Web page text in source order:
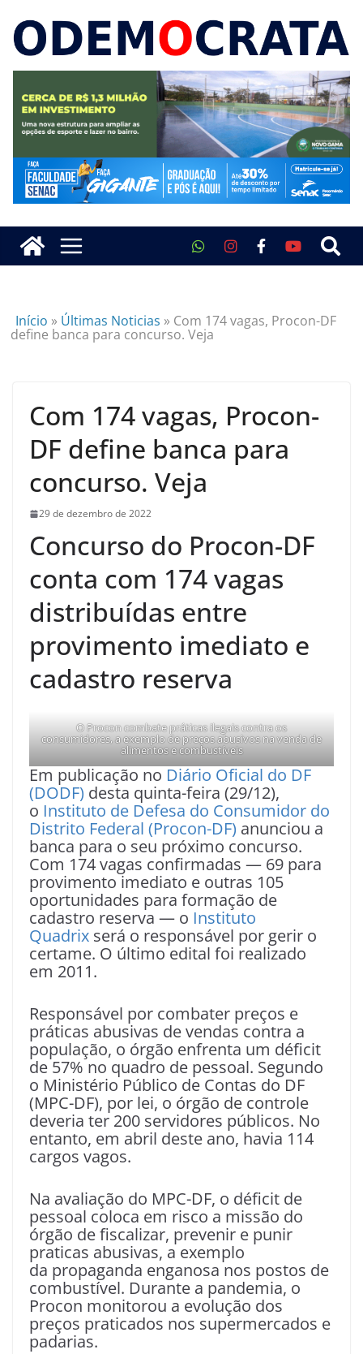
Início » Últimas Noticias » Com 174 vagas, Procon-DF
define banca para concurso. Veja
Com 174 vagas, Procon-
DF define banca para
concurso. Veja
29 de dezembro de 2022
Concurso do Procon-DF
conta com 174 vagas
distribuídas entre
provimento imediato e
cadastro reserva
O Procon combate práticas ilegais contra os
consumidores, a exemplo de preços abusivos na venda de
alimentos e combustíveis
Em publicação no Diário Oficial do DF
(DODF) desta quinta-feira (29/12),
o Instituto de Defesa do Consumidor do
Distrito Federal (Procon-DF) anunciou a
banca para o seu próximo concurso.
Com 174 vagas confirmadas — 69 para
provimento imediato e outras 105
oportunidades para formação de
cadastro reserva — o Instituto
Quadrix será o responsável por gerir o
certame. O último edital foi realizado
em 2011.
Responsável por combater preços e
práticas abusivas de vendas contra a
população, o órgão enfrenta um déficit
de 57% no quadro de pessoal. Segundo
o Ministério Público de Contas do DF
(MPC-DF), por lei, o órgão de controle
deveria ter 200 servidores públicos. No
entanto, em abril deste ano, havia 114
cargos vagos.
Na avaliação do MPC-DF, o déficit de
pessoal coloca em risco a missão do
órgão de fiscalizar, prevenir e punir
praticas abusivas, a exemplo
da propaganda enganosa nos postos de
combustível. Durante a pandemia, o
Procon monitorou a evolução dos
preços praticados nos supermercados e
padarias.